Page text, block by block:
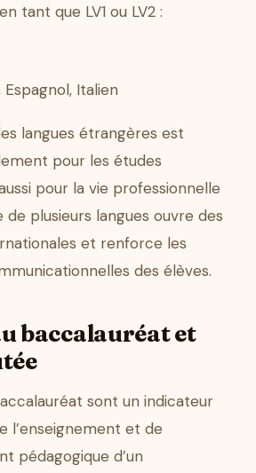
tant que LV1 ou LV2 :
Espagnol, Italien
langues étrangères est
pour les études
pour la vie professionnelle
plusieurs langues ouvre des
et renforce les
des élèves.
baccalauréat et
sont un indicateur
l’enseignement et de
pédagogique d’un